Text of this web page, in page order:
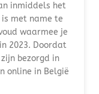
inmiddels het
is met name te
waarmee je
2023. Doordat
bezorgd in
online in België